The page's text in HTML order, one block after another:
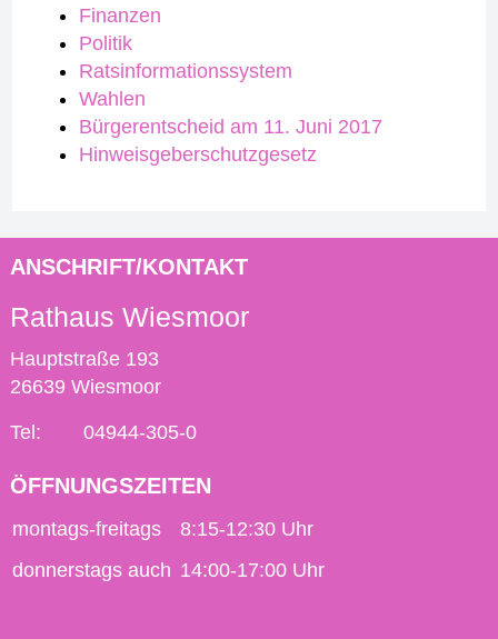
Finanzen
Politik
Ratsinformationssystem
Wahlen
Bürgerentscheid am 11. Juni 2017
Hinweisgeberschutzgesetz
ANSCHRIFT/KONTAKT
Rathaus Wiesmoor
Hauptstraße 193
26639 Wiesmoor
Tel: 04944-305-0
ÖFFNUNGSZEITEN
montags-freitags
8:15-12:30 Uhr
donnerstags auch 14:00-17:00 Uhr